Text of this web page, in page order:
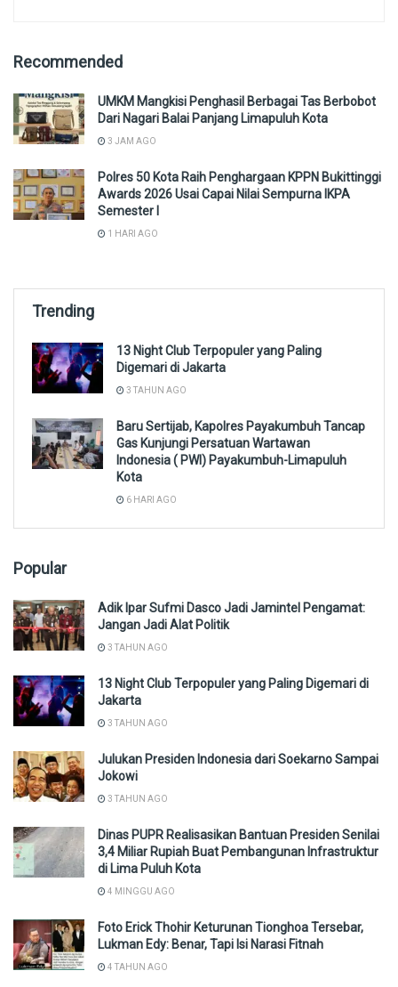
Recommended
UMKM Mangkisi Penghasil Berbagai Tas Berbobot
Dari Nagari Balai Panjang Limapuluh Kota
3 JAM AGO
Polres 50 Kota Raih Penghargaan KPPN Bukittinggi
Awards 2026 Usai Capai Nilai Sempurna IKPA
Semester I
1 HARI AGO
Trending
13 Night Club Terpopuler yang Paling
Digemari di Jakarta
3 TAHUN AGO
Baru Sertijab, Kapolres Payakumbuh Tancap
Gas Kunjungi Persatuan Wartawan
Indonesia ( PWI) Payakumbuh-Limapuluh
Kota
6 HARI AGO
Popular
Adik Ipar Sufmi Dasco Jadi Jamintel Pengamat:
Jangan Jadi Alat Politik
3 TAHUN AGO
13 Night Club Terpopuler yang Paling Digemari di
Jakarta
3 TAHUN AGO
Julukan Presiden Indonesia dari Soekarno Sampai
Jokowi
3 TAHUN AGO
Dinas PUPR Realisasikan Bantuan Presiden Senilai
3,4 Miliar Rupiah Buat Pembangunan Infrastruktur
di Lima Puluh Kota
4 MINGGU AGO
Foto Erick Thohir Keturunan Tionghoa Tersebar,
Lukman Edy: Benar, Tapi Isi Narasi Fitnah
4 TAHUN AGO